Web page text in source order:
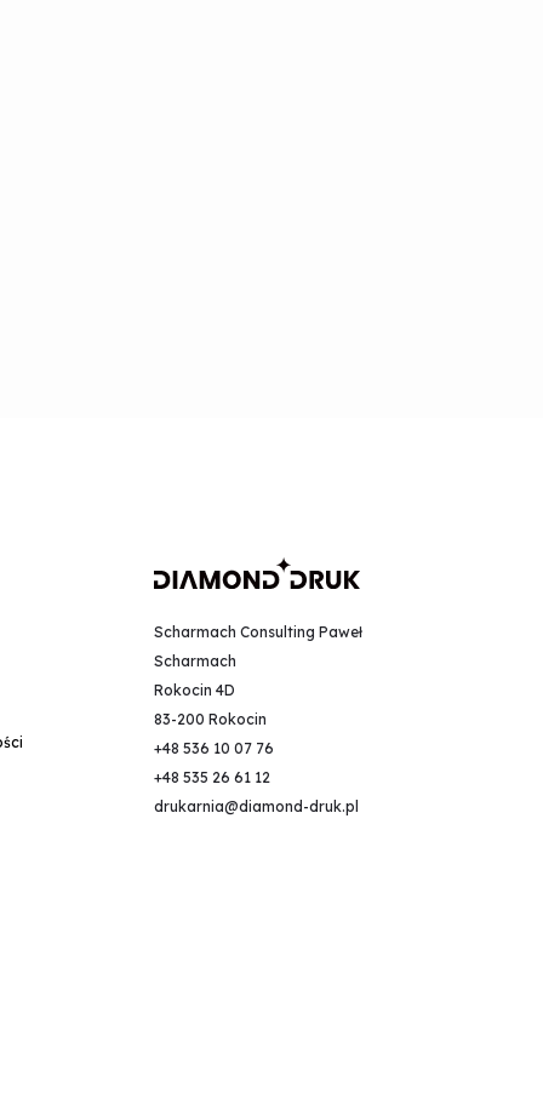
Scharmach Consulting Paweł
Scharmach
Rokocin 4D
83-200 Rokocin
+48 536 10 07 76
+48 535 26 61 12
drukarnia@diamond-druk.pl